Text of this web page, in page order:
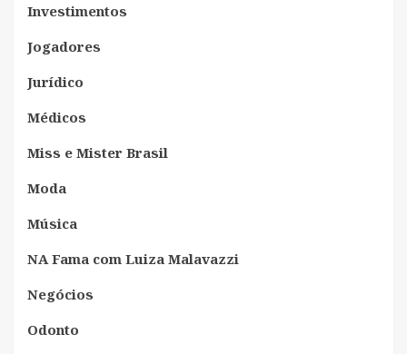
Investimentos
Jogadores
Jurídico
Médicos
Miss e Mister Brasil
Moda
Música
NA Fama com Luiza Malavazzi
Negócios
Odonto